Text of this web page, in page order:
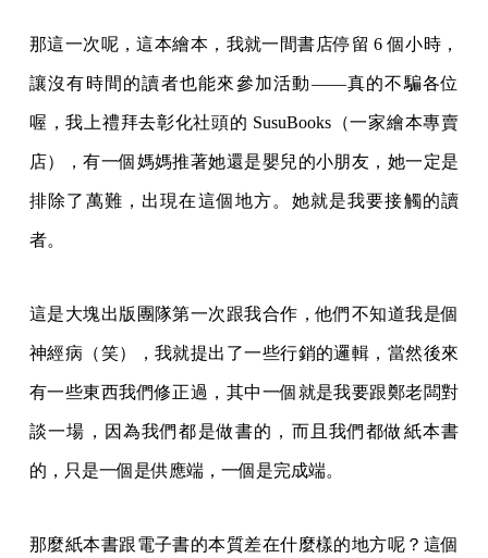
排除了萬難，出現在這個地方。她就是我要接觸的讀
者。
這是大塊出版團隊第一次跟我合作，他們不知道我是個
神經病（笑），我就提出了一些行銷的邏輯，當然後來
有一些東西我們修正過，其中一個就是我要跟鄭老闆對
的，只是一個是供應端，一個是完成端。
那麼紙本書跟電子書的本質差在什麼樣的地方呢？這個
是我覺得要跟我的讀者說明的，我們看待書的方式跟以
往不太一樣，以前是我們死抱著書一輩子，然後出了珍
再生的。